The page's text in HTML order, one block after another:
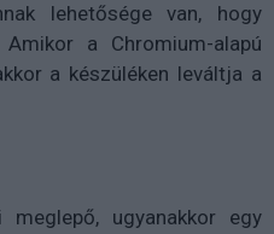
lehetősége van, hogy
a Chromium-alapú
a készüléken leváltja a
ugyanakkor egy